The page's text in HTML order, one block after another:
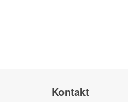
Kontakt